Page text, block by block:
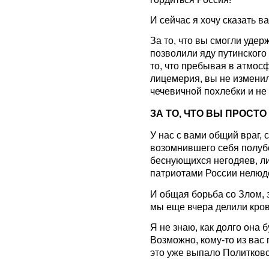
И сейчас я хочу
За то, что вы смогли
позволили яду
то, что пребывая в
лицемерия, вы не
чечевичной похлебки и
ЗА ТО, ЧТО ВЫ
У нас с вами общий враг,
возомнившего себя
беснующихся негодяев,
патриотами России
И общая борьба со Злом,
мы еще вчера делили
Я не знаю, как долго она
Возможно, кому-то из вас
это уже выпало